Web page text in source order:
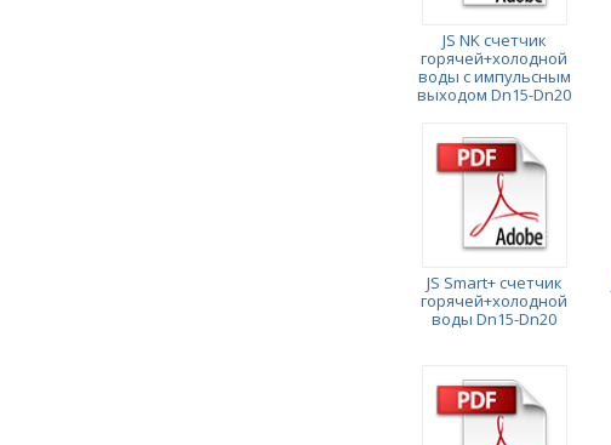
JS NK счетчик
горячей+холодной
воды с импульсным
выходом Dn15-Dn20
JS Smart+ счетчик
горячей+холодной
воды Dn15-Dn20